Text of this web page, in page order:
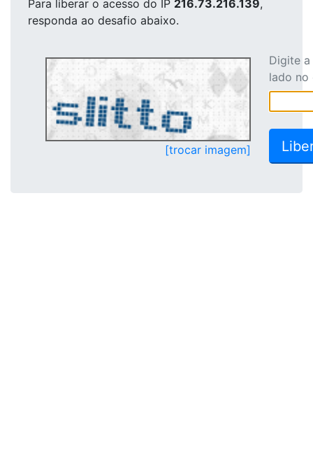
Para liberar o acesso do IP 216.73.216.139,
responda ao desafio abaixo.
[trocar imagem]
Digite
lado no